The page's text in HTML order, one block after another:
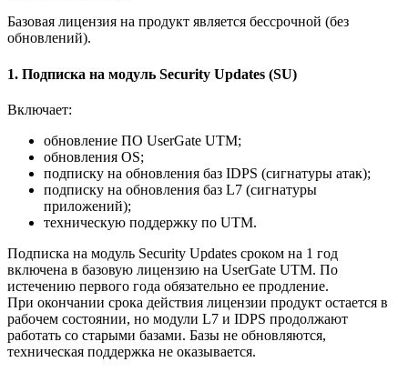
Базовая лицензия на продукт является бессрочной (без
обновлений).
1. Подписка на модуль Security Updates (SU)
Включает:
обновление ПО UserGate UTM;
обновления OS;
подписку на обновления баз IDPS (сигнатуры атак);
подписку на обновления баз L7 (сигнатуры
приложений);
техническую поддержку по UTM.
Подписка на модуль Security Updates сроком на 1 год
включена в базовую лицензию на UserGate UTM. По
истечению первого года обязательно ее продление.
При окончании срока действия лицензии продукт остается в
рабочем состоянии, но модули L7 и IDPS продолжают
работать со старыми базами. Базы не обновляются,
техническая поддержка не оказывается.